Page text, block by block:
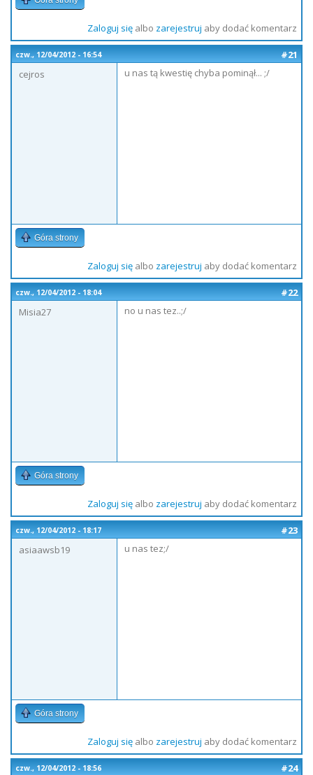
Zaloguj sięalbo zarejestruj aby dodać komentarz
czw., 12/04/2012 - 16:54
#21
cejros
u nas tą kwestię chyba pominął... ;/
Góra strony
Zaloguj sięalbo zarejestruj aby dodać komentarz
czw., 12/04/2012 - 18:04
#22
Misia27
no u nas tez..;/
Góra strony
Zaloguj sięalbo zarejestruj aby dodać komentarz
czw., 12/04/2012 - 18:17
#23
asiaawsb19
u nas tez;/
Góra strony
Zaloguj sięalbo zarejestruj aby dodać komentarz
czw., 12/04/2012 - 18:56
#24